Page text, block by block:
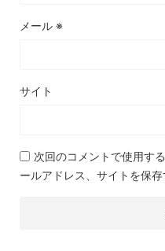
メール ※
サイト
次回のコメントで使用す
ールアドレス、サイトを保存